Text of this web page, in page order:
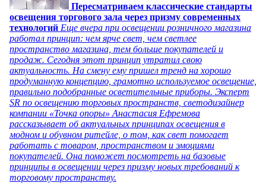
Пересматриваем классические стандарты
освещения торгового зала через призму современных
технологий Еще вчера при освещении розничного магазина
работал принцип: чем ярче свет, чем светлее
пространство магазина, тем больше покупателей и
продаж. Сегодня этот принцип утратил свою
актуальность. На смену ему пришел тренд на хорошо
продуманную концепцию, грамотно используемое освещение,
правильно подобранные осветительные приборы. Эксперт
SR по освещению торговых пространств, светодизайнер
компании «Точка опоры» Анастасия Ефремова
рассказывает об актуальных принципах освещения в
модном и обувном ритейле, о том, как свет помогает
работать с товаром, пространством и эмоциями
покупателей. Она поможет посмотреть на базовые
принципы в освещении через призму новых требований к
торговому пространству.